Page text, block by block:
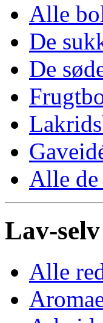
Alle
De
De
Alle de
Lav-
Alle